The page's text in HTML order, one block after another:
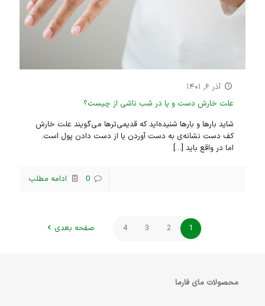
آذر ۶, ۱۴۰۱
علت خارش دست و پا در شب ناشی از چیست؟
شاید بارها و بارها شنیده‌اید که قدیمی‌ترها می‌گویند علت خارش
کف دست نشانه‌ی به دست آوردن یا از دست دادن پول است.
اما در واقع باید […]
0 ادامه مطلب
1
2
3
4 صفحه بعدی
محصولات مای فارما